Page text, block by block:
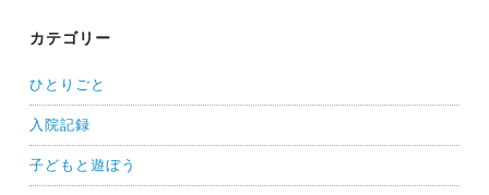
カテゴリー
ひとりごと
入院記録
子どもと遊ぼう